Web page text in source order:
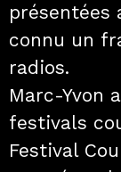
présentées
connu un
radios.
Marc-Yvon
festivals
Festival